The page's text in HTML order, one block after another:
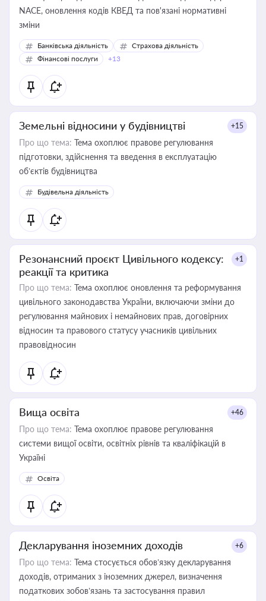
NACE, оновлення кодів КВЕД та пов'язані нормативні
зміни
Банківська діяльність
Страхова діяльність
Фінансові послуги
+13
Земельні відносини у будівництві +15
Про що тема: Тема охоплює правове регулювання
підготовки, здійснення та введення в експлуатацію
об’єктів будівництва
Будівельна діяльність
Резонансний проєкт Цивільного кодексу:
реакції та критика
+1
Про що тема: Тема охоплює оновлення та реформування
цивільного законодавства України, включаючи зміни до
регулювання майнових і немайнових прав, договірних
відносин та правового статусу учасників цивільних
правовідносин
Вища освіта +46
Про що тема: Тема охоплює правове регулювання
системи вищої освіти, освітніх рівнів та кваліфікацій в
Україні
Освіта
Декларування іноземних доходів +6
Про що тема: Тема стосується обов’язку декларування
доходів, отриманих з іноземних джерел, визначення
податкових зобов’язань та застосування правил